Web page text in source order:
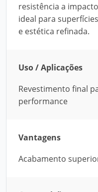
resistência a
ideal para
e estética refinada.
Uso / Aplicações
Revestimento final
performance
Vantagens
Acabamento